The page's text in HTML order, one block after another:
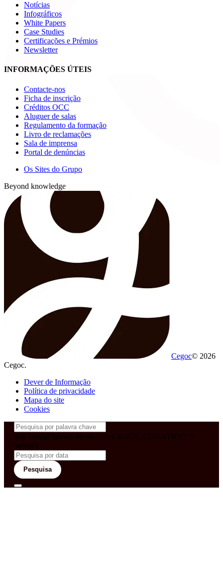
Notícias
Infográficos
White Papers
Case Studies
Certificações e Prémios
Newsletter
INFORMAÇÕES ÚTEIS
Contacte-nos
Ficha de inscrição
Créditos OCC
Aluguer de salas
Regulamento da formação
Livro de reclamações
Sala de imprensa
Portal de denúncias
Os Sites do Grupo
Beyond knowledge
Cegoc© 2026
Cegoc.
Dever de Informação
Política de privacidade
Mapa do site
Cookies
&& config('laravel-theme-inter.CEGOS_COUNTRY') !=
'neves')
Pesquisa